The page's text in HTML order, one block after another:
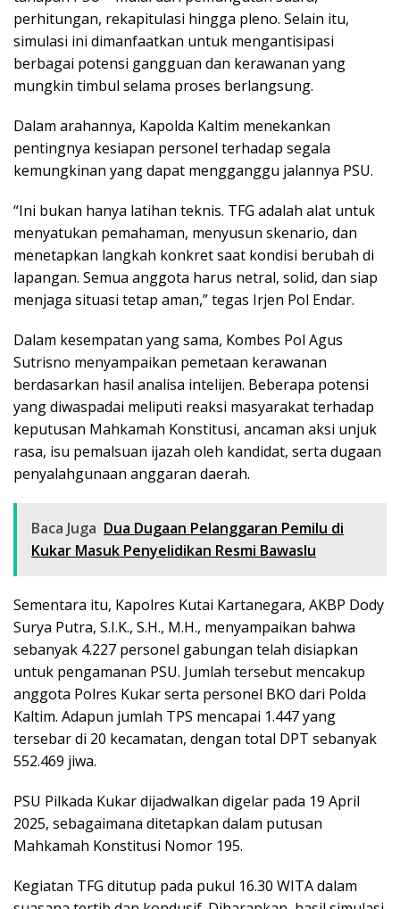
perhitungan, rekapitulasi hingga pleno. Selain itu,
simulasi ini dimanfaatkan untuk mengantisipasi
berbagai potensi gangguan dan kerawanan yang
mungkin timbul selama proses berlangsung.
Dalam arahannya, Kapolda Kaltim menekankan
pentingnya kesiapan personel terhadap segala
kemungkinan yang dapat mengganggu jalannya PSU.
“Ini bukan hanya latihan teknis. TFG adalah alat untuk
menyatukan pemahaman, menyusun skenario, dan
menetapkan langkah konkret saat kondisi berubah di
lapangan. Semua anggota harus netral, solid, dan siap
menjaga situasi tetap aman,” tegas Irjen Pol Endar.
Dalam kesempatan yang sama, Kombes Pol Agus
Sutrisno menyampaikan pemetaan kerawanan
berdasarkan hasil analisa intelijen. Beberapa potensi
yang diwaspadai meliputi reaksi masyarakat terhadap
keputusan Mahkamah Konstitusi, ancaman aksi unjuk
rasa, isu pemalsuan ijazah oleh kandidat, serta dugaan
penyalahgunaan anggaran daerah.
Baca Juga Dua Dugaan Pelanggaran Pemilu di
Kukar Masuk Penyelidikan Resmi Bawaslu
Sementara itu, Kapolres Kutai Kartanegara, AKBP Dody
Surya Putra, S.I.K., S.H., M.H., menyampaikan bahwa
sebanyak 4.227 personel gabungan telah disiapkan
untuk pengamanan PSU. Jumlah tersebut mencakup
anggota Polres Kukar serta personel BKO dari Polda
Kaltim. Adapun jumlah TPS mencapai 1.447 yang
tersebar di 20 kecamatan, dengan total DPT sebanyak
552.469 jiwa.
PSU Pilkada Kukar dijadwalkan digelar pada 19 April
2025, sebagaimana ditetapkan dalam putusan
Mahkamah Konstitusi Nomor 195.
Kegiatan TFG ditutup pada pukul 16.30 WITA dalam